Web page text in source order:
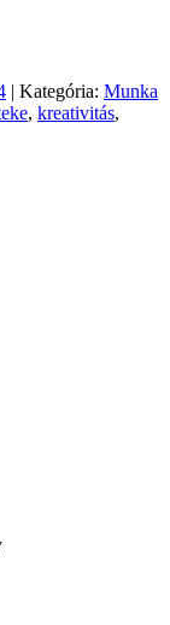
| Kategória: Munka
, kreativitás,